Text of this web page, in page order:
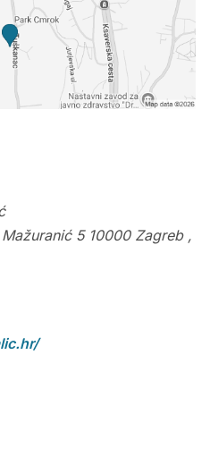
5 10000 Zagreb ,